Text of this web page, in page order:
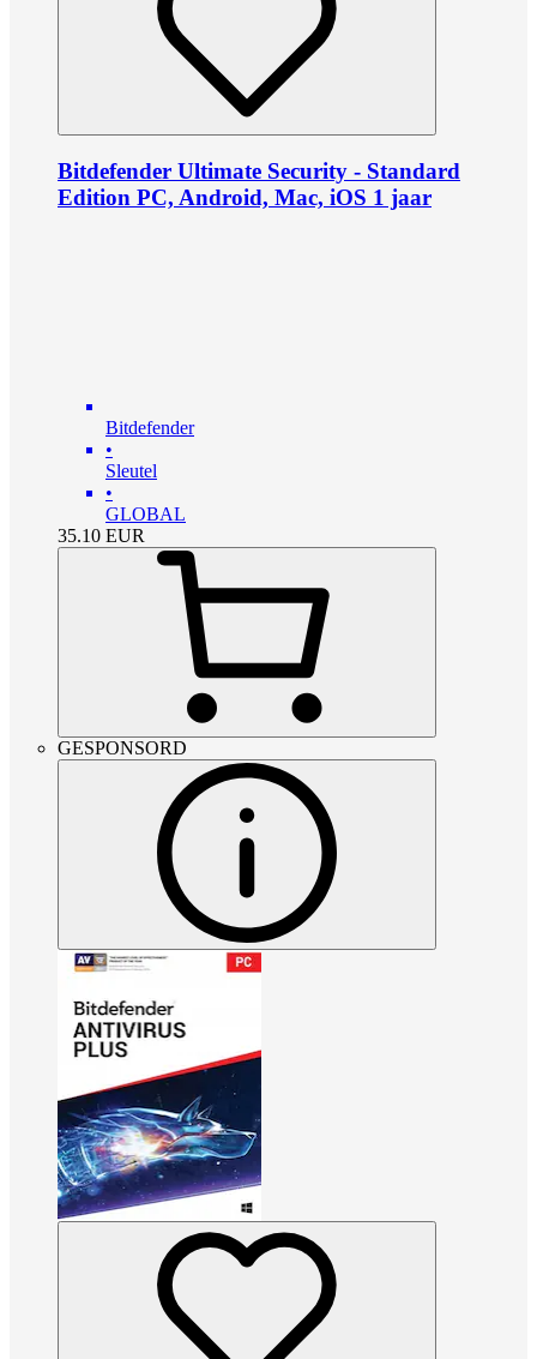
Bitdefender Ultimate Security - Standard
Edition PC, Android, Mac, iOS 1 jaar
Bitdefender
•
Sleutel
•
GLOBAL
35.10 EUR
GESPONSORD